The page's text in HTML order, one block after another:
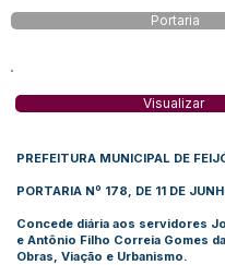
Portaria
Visualizar
PREFEITURA MUNICIPAL DE
PORTARIA Nº 178, DE 11 DE
Concede diária aos servidores
e Antônio Filho Correia Gomes
Obras, Viação e Urbanismo.